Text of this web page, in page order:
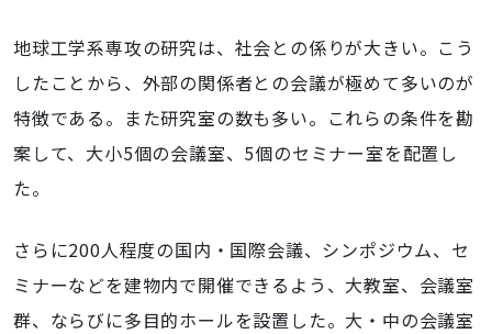
地球工学系専攻の研究は、社会との係りが大きい。こう
したことから、外部の関係者との会議が極めて多いのが
特徴である。また研究室の数も多い。これらの条件を勘
案して、大小5個の会議室、5個のセミナー室を配置し
た。
さらに200人程度の国内・国際会議、シンポジウム、セ
ミナーなどを建物内で開催できるよう、大教室、会議室
群、ならびに多目的ホールを設置した。大・中の会議室